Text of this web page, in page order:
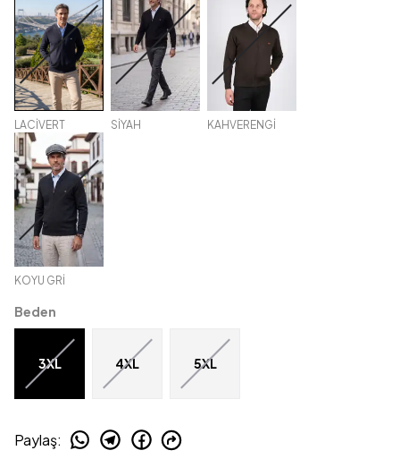
LACİVERT SİYAH KAHVERENGİ
KOYU GRİ
Beden
3XL 4XL 5XL
Paylaş: